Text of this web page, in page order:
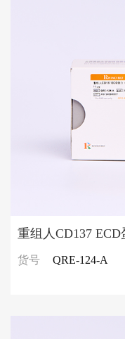
重组人CD137 ECD
货号 QRE-124-A